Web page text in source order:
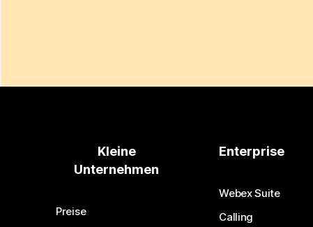
Kleine
Unternehmen
Preise
Enterprise
Webex Suite
Calling